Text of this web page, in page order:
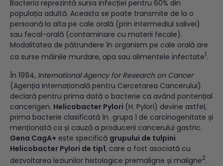
Bacteria reprezintă sursa infecției pentru 60% din
populația adultă. Aceasta se poate transmite de la o
persoană la alta pe cale orală (prin intermediul salivei)
sau fecal-orală (contaminare cu materii fecale).
Modalitatea de pătrundere în organism pe cale orală are
ca surse mâinile murdare, apa sau alimentele infectate1.
În 1994, International Agency for Research on Cancer
(Agenția Internațională pentru Cercetarea Cancerului)
declară pentru prima dată o bacterie ca având pontențial
cancerigen. Helicobacter Pylori (H. Pylori) devine astfel,
prima bacterie clasificată în grupa 1 de carcinogenitate și
menționată ca și cauză a producerii cancerului gastric.
Gena CagA+ este specifică grupului de tulpini
Helicobacter Pylori de tip1, care a fost asociată cu
dezvoltarea leziunilor histologice premaligne și maligne2.